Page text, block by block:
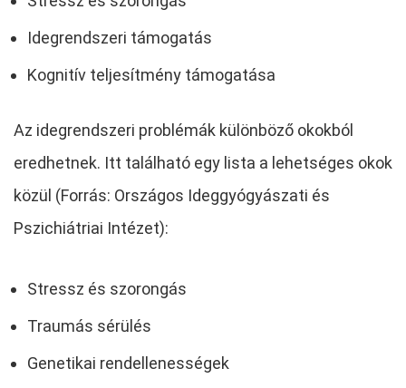
Idegrendszeri támogatás
Kognitív teljesítmény támogatása
Az idegrendszeri problémák különböző okokból
eredhetnek. Itt található egy lista a lehetséges okok
közül (Forrás: Országos Ideggyógyászati és
Pszichiátriai Intézet):
Stressz és szorongás
Traumás sérülés
Genetikai rendellenességek